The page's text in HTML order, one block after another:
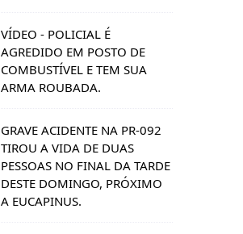
VÍDEO - POLICIAL É
AGREDIDO EM POSTO DE
COMBUSTÍVEL E TEM SUA
ARMA ROUBADA.
GRAVE ACIDENTE NA PR-092
TIROU A VIDA DE DUAS
PESSOAS NO FINAL DA TARDE
DESTE DOMINGO, PRÓXIMO
A EUCAPINUS.